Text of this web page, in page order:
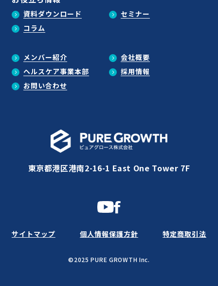
資料ダウンロード
セミナー
コラム
メンバー紹介
会社概要
ヘルスケア事業本部
採用情報
お問い合わせ
東京都港区港南2-16-1 East One Tower 7F
©2025 PURE GROWTH Inc.
サイトマップ 個人情報保護方針 特定商取引法